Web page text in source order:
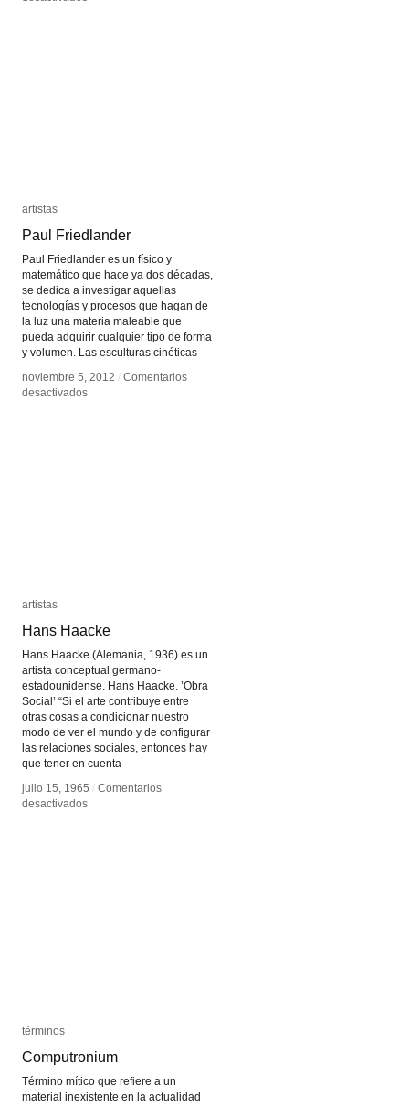
artistas
Paul Friedlander
Paul Friedlander es un físico y
matemático que hace ya dos décadas,
se dedica a investigar aquellas
tecnologías y procesos que hagan de
la luz una materia maleable que
pueda adquirir cualquier tipo de forma
y volumen. Las esculturas cinéticas
noviembre 5, 2012 / Comentarios
desactivadosen
artistas
Paul Friedlander
noviembre 5, 2012 / Comentarios
desactivadosen
artistas
Hans Haacke
Hans Haacke (Alemania, 1936) es un
artista conceptual germano-
estadounidense. Hans Haacke. ’Obra
Social’ “Si el arte contribuye entre
otras cosas a condicionar nuestro
modo de ver el mundo y de configurar
las relaciones sociales, entonces hay
que tener en cuenta
julio 15, 1965 / Comentarios
desactivadosen
artistas
Hans Haacke
julio 15, 1965 / Comentarios
desactivadosen
términos
Computronium
Término mítico que refiere a un
material inexistente en la actualidad
términos
Computronium